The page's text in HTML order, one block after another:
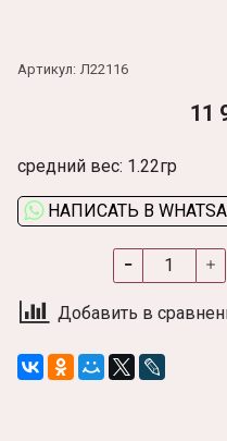
Артикул: Л22116
11
средний вес: 1.22гр
НАПИСАТЬ В
Добавить в